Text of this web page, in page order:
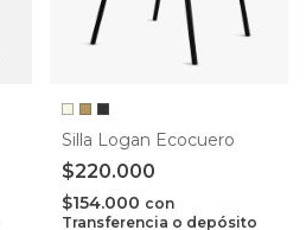
Silla Logan Ecocuero
$220.000
$154.000 con
Transferencia o depósito